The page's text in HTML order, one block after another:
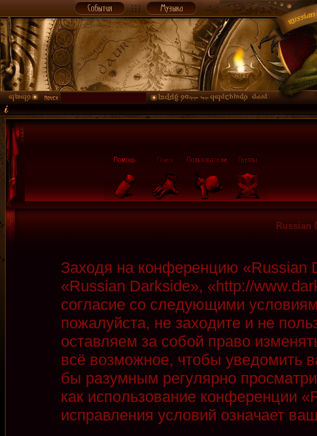
Russian
Заходя на конференцию
«Russian Darkside», «http://
согласие со следующими
пожалуйста, не заходите и не
оставляем за собой право
всё возможное, чтобы уведомить
бы разумным регулярно
как использование конференции
исправления условий означает